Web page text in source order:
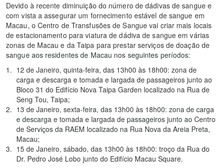
Devido à recente diminuição do número de dádivas de sangue e
com vista a assegurar um fornecimento estável de sangue em
Macau, o Centro de Transfusões de Sangue vai criar mais locais
de estacionamento para viatura de dádiva de sangue em várias
zonas de Macau e da Taipa para prestar serviços de doação de
sangue aos residentes de Macau nos seguintes períodos:
12 de Janeiro, quinta-feira, das 13h00 às 18h00: zona de
carga e descarga e tomada e largada de passageiros junto ao
Bloco 31 do Edifício Nova Taipa Garden localizado na Rua de
Seng Tou, Taipa;
13 de Janeiro, sexta-feira, das 13h00 às 18h00: zona de carga
e descarga e tomada e largada de passageiros junto ao Centro
de Serviços da RAEM localizado na Rua Nova da Areia Preta,
Macau;
15 de Janeiro, sábado, das 13h00 às 18h00: troço da Rua do
Dr. Pedro José Lobo junto do Edifício Macau Square.